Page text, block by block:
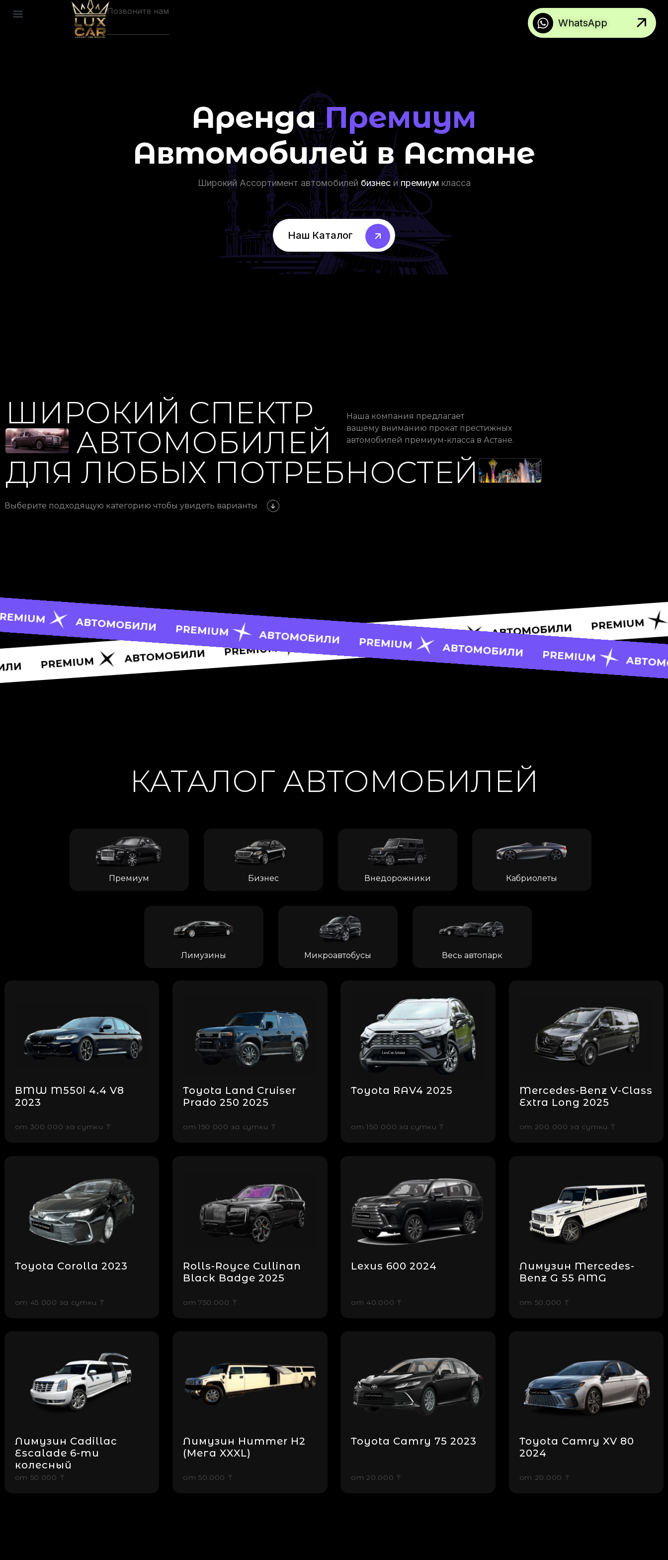
Позвоните нам
WhatsApp
АрендаПремиум
Автомобилей в Астане
Широкий Ассортимент автомобилей бизнесипремиум класса
Наш Каталог
ШИРОКИЙ СПЕКТР
АВТОМОБИЛЕЙ
ДЛЯ ЛЮБЫХ ПОТРЕБНОСТЕЙ
Наша компания предлагает
вашему вниманию прокат престижных
автомобилей премиум-класса в Астане.
Выберите подходящую категорию чтобы увидеть варианты
АВТОМОБИЛИ PREMIUM АВТОМОБИЛИ PREMIUM АВТОМОБИЛИ PREMIUM
PREMIUM АВТОМОБИЛИ PREMIUM АВТОМОБИЛИ PREMIUM АВТОМОБИЛИ
КАТАЛОГ АВТОМОБИЛЕЙ
Премиум Бизнес Внедорожники Кабриолеты
Лимузины Микроавтобусы Весь автопарк
BMW M550i 4.4 V8
2023
от 300 000 за cутки ₸
Toyota Land Cruiser
Prado 250 2025
от 150 000 за cутки ₸
Toyota RAV4 2025
от150 000 за cутки ₸
Mercedes-Benz V-Class
Extra Long 2025
от 200 000 за cутки ₸
Toyota Corolla 2023
от 45 000 за cутки ₸
Rolls-Royce Cullinan
Black Badge 2025
от 750.000 ₸
Lexus 600 2024
от 40.000 ₸
Лимузин Mercedes-
Benz G 55 AMG
от 50.000 ₸
Лимузин Cadillac
Escalade 6-ти
колесный
от 50.000 ₸
Лимузин Hummer H2
(Мега XXXL)
от 50.000 ₸
Toyota Camry 75 2023
от 20.000 ₸
Toyota Camry XV 80
2024
от 20.000 ₸